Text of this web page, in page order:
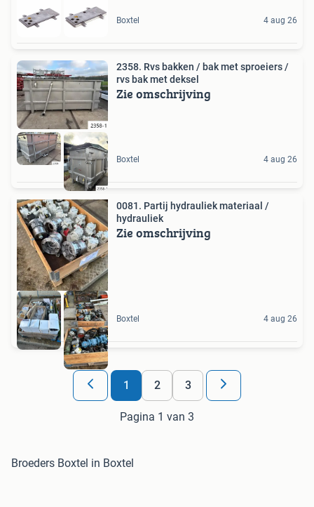
Boxtel 4 aug 26
2358. Rvs bakken / bak met sproeiers /
rvs bak met deksel
Zie omschrijving
Boxtel 4 aug 26
0081. Partij hydrauliek materiaal /
hydrauliek
Zie omschrijving
Boxtel 4 aug 26
1 2 3
Pagina 1 van 3
Broeders Boxtel in Boxtel